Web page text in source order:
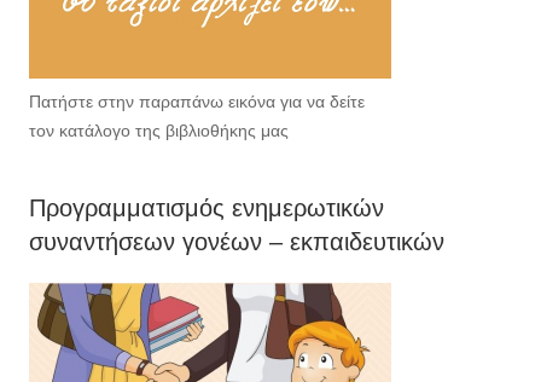
Πατήστε στην παραπάνω εικόνα για να δείτε
τον κατάλογο της βιβλιοθήκης μας
Προγραμματισμός ενημερωτικών
συναντήσεων γονέων – εκπαιδευτικών